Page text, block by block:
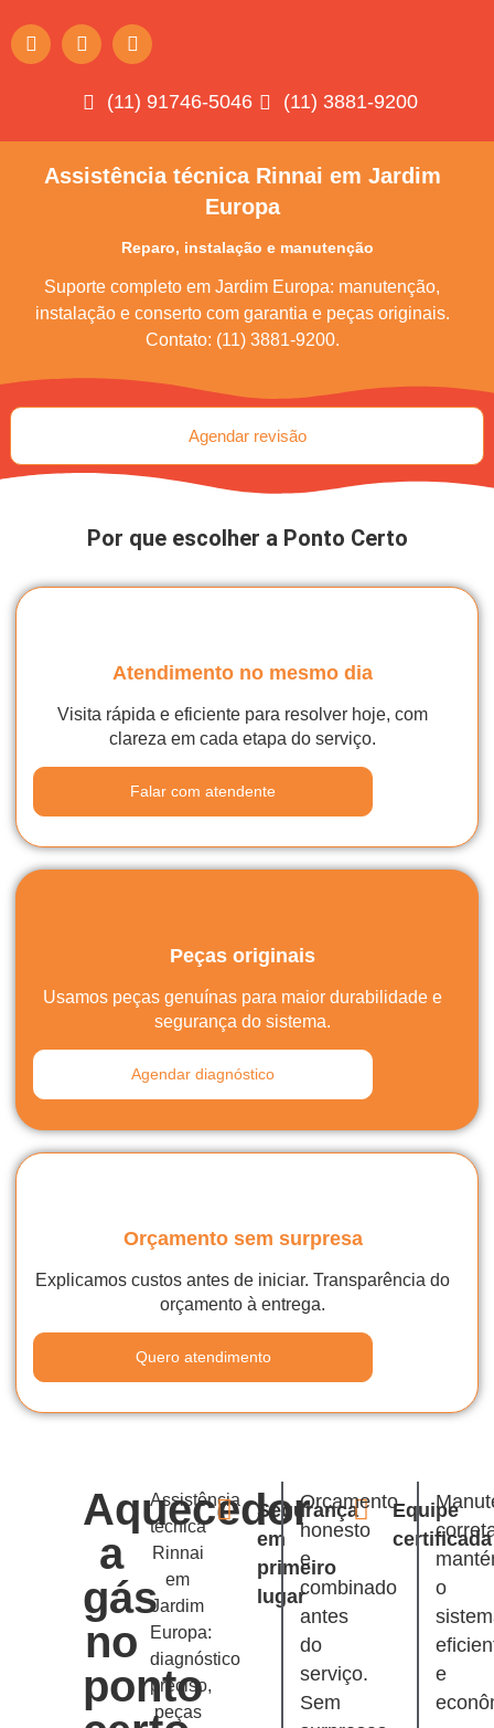
(11) 91746-5046 (11) 3881-9200
Assistência técnica Rinnai em Jardim
Europa
Reparo, instalação e manutenção
Suporte completo em Jardim Europa: manutenção,
instalação e conserto com garantia e peças originais.
Contato: (11) 3881-9200.
Agendar revisão
Por que escolher a Ponto Certo
Atendimento no mesmo dia
Visita rápida e eficiente para resolver hoje, com
clareza em cada etapa do serviço.
Falar com atendente
Peças originais
Usamos peças genuínas para maior durabilidade e
segurança do sistema.
Agendar diagnóstico
Orçamento sem surpresa
Explicamos custos antes de iniciar. Transparência do
orçamento à entrega.
Quero atendimento
Aquecedor
a
gás
no
ponto
Assistência
técnica
Rinnai
em
Jardim
Europa:
diagnóstico
preciso,
peças
Segurança
em
primeiro
lugar
Equipe
certificada
Orçamento
honesto
e
combinado
antes
do
serviço.
Sem
o
e